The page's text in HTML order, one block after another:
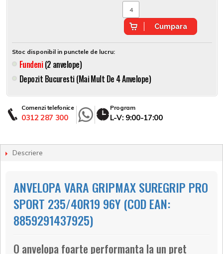
Cumpara
Stoc disponibil in punctele de lucru:
Fundeni(2 anvelope)
Depozit Bucuresti (mai Mult De 4 Anvelope)
Comenzi telefonice
0312 287 300
Program
L-V: 9:00-17:00
Descriere
ANVELOPA VARA GRIPMAX SUREGRIP PRO
SPORT 235/40R19 96Y (COD EAN:
8859291437925)
O anvelopa foarte performanta la un pret